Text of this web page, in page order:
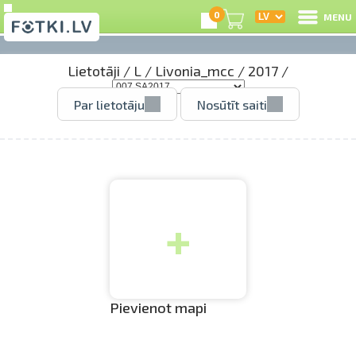
0 MENU
Lietotāji / L / Livonia_mcc / 2017 /
Par lietotāju Nosūtīt saiti
+
Pievienot mapi